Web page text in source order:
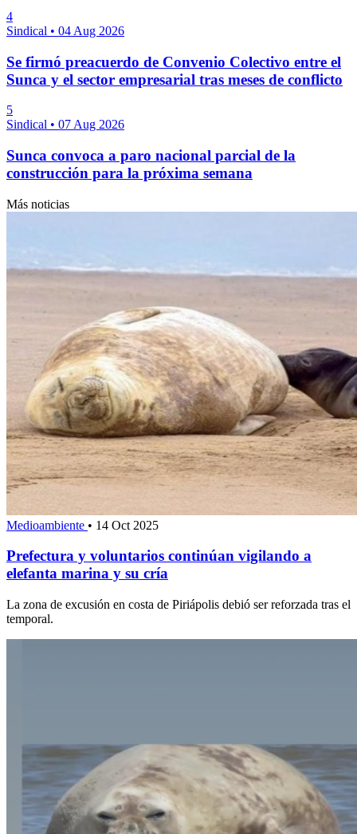
4
Sindical • 04 Aug 2026
Se firmó preacuerdo de Convenio Colectivo entre el
Sunca y el sector empresarial tras meses de conflicto
5
Sindical • 07 Aug 2026
Sunca convoca a paro nacional parcial de la
construcción para la próxima semana
Más noticias
Medioambiente • 14 Oct 2025
Prefectura y voluntarios continúan vigilando a
elefanta marina y su cría
La zona de excusión en costa de Piriápolis debió ser reforzada tras el
temporal.